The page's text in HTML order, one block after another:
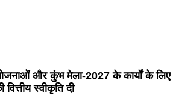
और कुंभ मेला-2027 के कार्यों के लिए
स्वीकृति दी